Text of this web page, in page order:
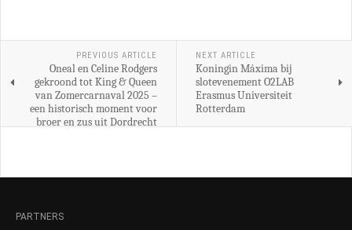
PREVIOUS ARTICLE
Oneal en Celine Rodgers
gekroond tot King & Queen
van Zomercarnaval 2025 –
een historisch moment voor
broer en zus uit Dordrecht
NEXT ARTICLE
Koningin Máxima bij
slotevenement O2LAB
Erasmus Universiteit
Rotterdam
PARTNERS